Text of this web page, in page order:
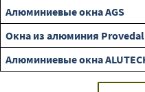
Алюминиевые окна AGS
Окна из алюминия Provedal
Алюминиевые окна